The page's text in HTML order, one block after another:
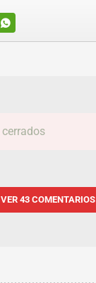
VER 43 COMENTARIOS